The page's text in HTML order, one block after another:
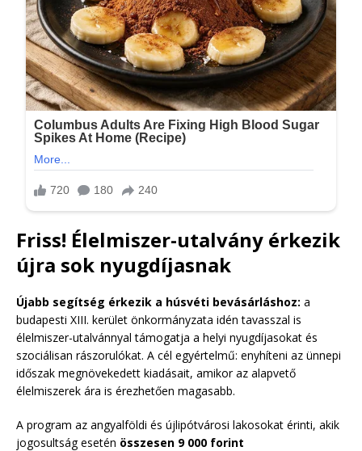
Friss! Élelmiszer-utalvány érkezik
újra sok nyugdíjasnak
Újabb segítség érkezik a húsvéti bevásárláshoz: a
budapesti XIII. kerület önkormányzata idén tavasszal is
élelmiszer-utalvánnyal támogatja a helyi nyugdíjasokat és
szociálisan rászorulókat. A cél egyértelmű: enyhíteni az ünnepi
időszak megnövekedett kiadásait, amikor az alapvető
élelmiszerek ára is érezhetően magasabb.
A program az angyalföldi és újlipótvárosi lakosokat érinti, akik
jogosultság esetén összesen 9 000 forint